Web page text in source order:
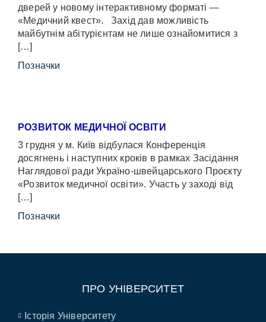
дверей у новому інтерактивному форматі —
«Медичний квест». Захід дав можливість
майбутнім абітурієнтам не лише ознайомитися з
[…]
Позначки
РОЗВИТОК МЕДИЧНОЇ ОСВІТИ
3 грудня у м. Київ відбулася Конференція
досягнень і наступних кроків в рамках Засідання
Наглядової ради Україно-швейцарського Проєкту
«Розвиток медичної освіти». Участь у заході від
[…]
Позначки
ПРО УНІВЕРСИТЕТ
Історія Університету